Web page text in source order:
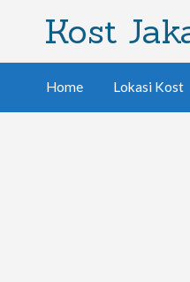
Kost
Home Lokasi Kost